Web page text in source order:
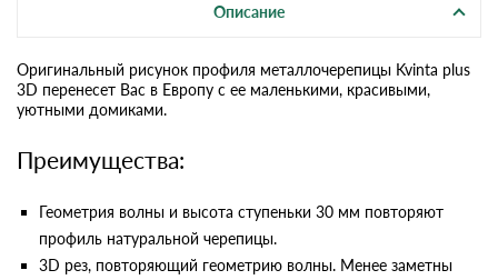
Описание
Оригинальный рисунок профиля металлочерепицы Kvinta plus
3D перенесет Вас в Европу с ее маленькими, красивыми,
уютными домиками.
Преимущества:
Геометрия волны и высота ступеньки 30 мм повторяют
профиль натуральной черепицы.
3D рез, повторяющий геометрию волны. Менее заметны